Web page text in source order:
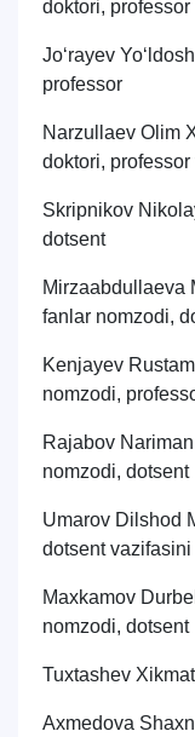
doktori, professor
Jo‘rayev
professor
Narzullaev Olim
doktori,
Skripnikov
dotsent
Mirzaabdullaeva
fanlar nomzodi,
Kenjayev
nomzodi,
Rajabov
nomzodi, dotsent
Umarov Dilshod
dotsent
Maxkamov
nomzodi, dotsent
Tuxtashev
Axmedova